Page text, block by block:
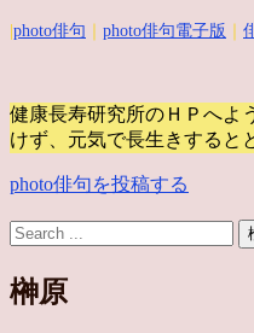
photo俳句 photo俳句電子版
健康長寿研究所のＨＰへよ
けず、元気で長生きすると
photo俳句を投稿する
榊原